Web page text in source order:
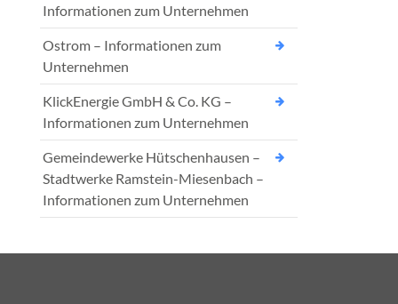
Informationen zum Unternehmen
Ostrom – Informationen zum
Unternehmen
KlickEnergie GmbH & Co. KG –
Informationen zum Unternehmen
Gemeindewerke Hütschenhausen –
Stadtwerke Ramstein-Miesenbach –
Informationen zum Unternehmen